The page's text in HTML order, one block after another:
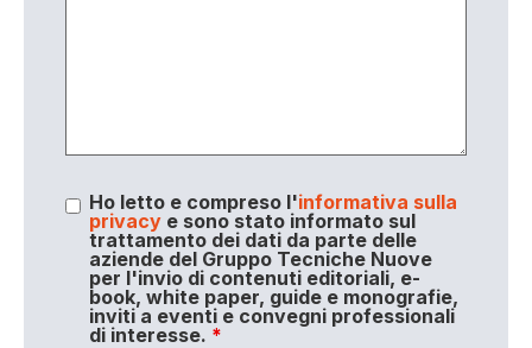
Ho letto e compreso l'informativa sulla
privacye sono stato informato sul
trattamento dei dati da parte delle
aziende del Gruppo Tecniche Nuove
per l'invio di contenuti editoriali, e-
book, white paper, guide e monografie,
inviti a eventi e convegni professionali
di interesse. *